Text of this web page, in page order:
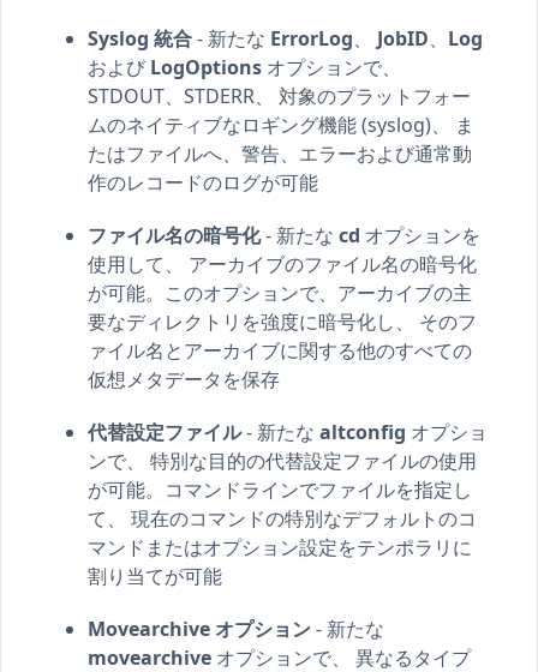
Syslog 統合- 新たな ErrorLog、 JobID、 Log
および LogOptions オプションで、
STDOUT、STDERR、 対象のプラットフォー
ムのネイティブなロギング機能 (syslog)、 ま
たはファイルへ、警告、エラーおよび通常動
作のレコードのログが可能
ファイル名の暗号化- 新たな cd オプションを
使用して、 アーカイブのファイル名の暗号化
が可能。このオプションで、アーカイブの主
要なディレクトリを強度に暗号化し、 そのフ
ァイル名とアーカイブに関する他のすべての
仮想メタデータを保存
代替設定ファイル- 新たな altconfig オプショ
ンで、 特別な目的の代替設定ファイルの使用
が可能。コマンドラインでファイルを指定し
て、 現在のコマンドの特別なデフォルトのコ
マンドまたはオプション設定をテンポラリに
割り当てが可能
Movearchive オプション- 新たな
movearchive オプションで、 異なるタイプ